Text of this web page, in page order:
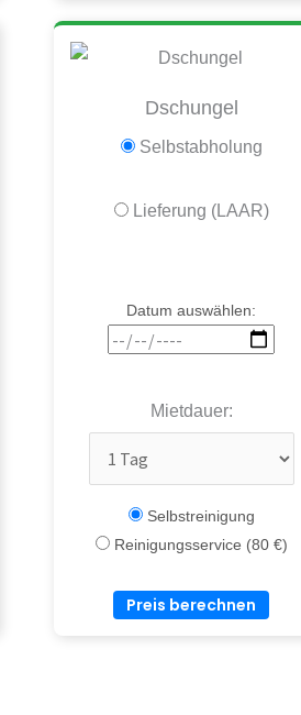
Dschungel
Selbstabholung
Lieferung (LAAR)
Datum auswählen:
Mietdauer:
Selbstreinigung
Reinigungsservice (80 €)
Preis berechnen